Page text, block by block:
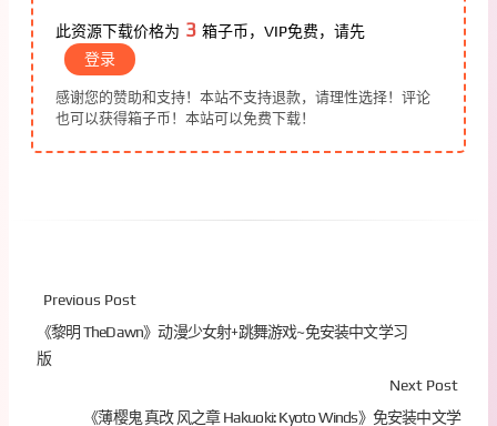
此资源下载价格为 3 箱子币，VIP免费，请先
登录
感谢您的赞助和支持！本站不支持退款，请理性选择！评论
也可以获得箱子币！本站可以免费下载！
Previous Post
《黎明 TheDawn》动漫少女射+跳舞游戏~免安装中文学习
版
Next Post
《薄樱鬼 真改 风之章 Hakuoki: Kyoto Winds》免安装中文学